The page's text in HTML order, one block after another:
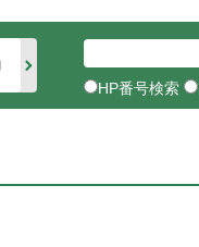
HP番号検索